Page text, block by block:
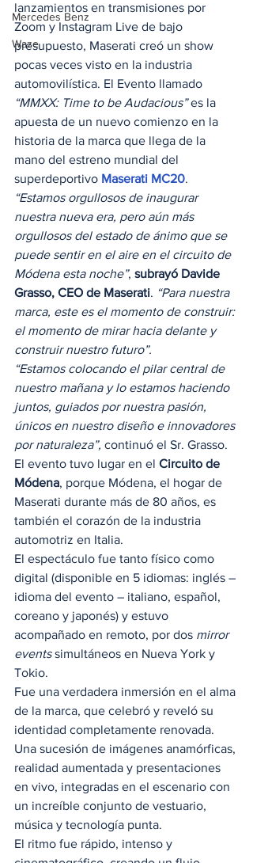
Mercedes Benz
Waze
lanzamientos en transmisiones por
Zoom y Instagram Live de bajo
presupuesto, Maserati creó un show
pocas veces visto en la industria
automovilística. El Evento llamado
“MMXX: Time to be Audacious” es la
apuesta de un nuevo comienzo en la
historia de la marca que llega de la
mano del estreno mundial del
superdeportivo Maserati MC20.
“Estamos orgullosos de inaugurar
nuestra nueva era, pero aún más
orgullosos del estado de ánimo que se
puede sentir en el aire en el circuito de
Módena esta noche”, subrayó Davide
Grasso, CEO de Maserati. “Para nuestra
marca, este es el momento de construir:
el momento de mirar hacia delante y
construir nuestro futuro”.
“Estamos colocando el pilar central de
nuestro mañana y lo estamos haciendo
juntos, guiados por nuestra pasión,
únicos en nuestro diseño e innovadores
por naturaleza”, continuó el Sr. Grasso.
El evento tuvo lugar en el Circuito de
Módena, porque Módena, el hogar de
Maserati durante más de 80 años, es
también el corazón de la industria
automotriz en Italia.
El espectáculo fue tanto físico como
digital (disponible en 5 idiomas: inglés –
idioma del evento – italiano, español,
coreano y japonés) y estuvo
acompañado en remoto, por dos mirror
events simultáneos en Nueva York y
Tokio.
Fue una verdadera inmersión en el alma
de la marca, que celebró y reveló su
identidad completamente renovada.
Una sucesión de imágenes anamórficas,
realidad aumentada y presentaciones
en vivo, integradas en el escenario con
un increíble conjunto de vestuario,
música y tecnología punta.
El ritmo fue rápido, intenso y